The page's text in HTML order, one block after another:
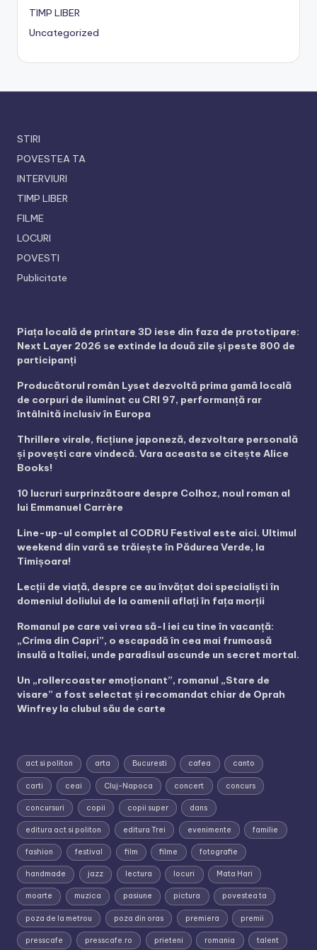
TIMP LIBER
Uncategorized
STIRI
POVESTEA TA
INTERVIURI
TIMP LIBER
FILME
LOCURI
POVESTI
Publicitate
Piața locală de printare 3D iese din faza de prototipare:
Next Layer 2026 se extinde la două zile și peste 800 de
participanți
Producătorul român Lyset dezvoltă prima gamă locală
de corpuri de iluminat cu CRI 97, performanță rar
întâlnită inclusiv în Europa
Thrillere virale, ficțiune japoneză, dezvoltare personală
și povești care vindecă. Vara aceasta se citește Alice
Books!
10 lucruri surprinzătoare despre Colhoz, noul roman al
lui Emmanuel Carrère
Line-up-ul complet al CODRU Festival este aici. Ultimul
weekend din vară se trăiește în Pădurea Verde, la
Timișoara!
Lecții de viață, despre ce au învățat doi specialiști în
domeniul doliului de la oamenii aflați în fața morții
Romanul pe care vei vrea să-l iei cu tine în vacanță:
„Crima din Capri”, o escapadă în cea mai frumoasă
insulă a Italiei, unde paradisul ascunde un secret mortal.
Un „rollercoaster emoționant”, romanul „Stare de
visare” a fost selectat și recomandat chiar de Oprah
Winfrey la clubul său de carte
act si politon arta Bucuresti cafea canto
carti ceai Cluj-Napoca concert concurs
concursuri copii copii super dans
editura act si politon editura Trei evenimente familie
fashion festival film filme fotografie
handmade jazz lectura locuri Mata Hari
moarte muzica pasiune pictura povestea ta
poza de la metrou poza din oras premiera premii
presscafe presscafe.ro prieteni romania talent